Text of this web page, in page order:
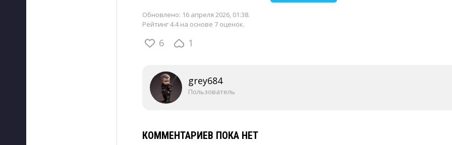
Обновлено: 16 апреля 2026, 01:38.
Рейтинг 4.4 на основе 7 оценок.
6 1
grey684
Пользователь
КОММЕНТАРИЕВ ПОКА НЕТ